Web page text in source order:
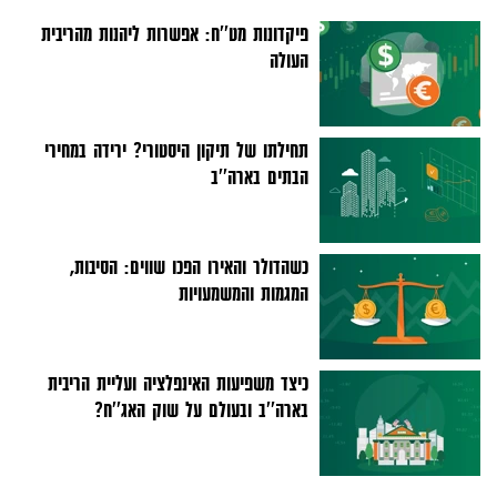
פיקדונות מט''ח: אפשרות ליהנות מהריבית
העולה
תחילתו של תיקון היסטורי? ירידה במחירי
הבתים בארה''ב
כשהדולר והאירו הפכו שווים: הסיבות,
המגמות והמשמעויות
כיצד משפיעות האינפלציה ועליית הריבית
בארה''ב ובעולם על שוק האג''ח?